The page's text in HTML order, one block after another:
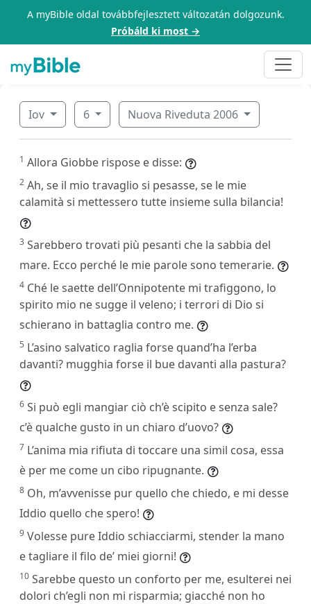
A myBible oldal továbbfejlesztett változatán dolgozunk.
Próbáld ki most →
Iov 6 Nuova Riveduta 2006
1 Allora Giobbe rispose e disse:
2 Ah, se il mio travaglio si pesasse, se le mie
calamità si mettessero tutte insieme sulla bilancia!
3 Sarebbero trovati più pesanti che la sabbia del
mare. Ecco perché le mie parole sono temerarie.
4 Ché le saette dell’Onnipotente mi trafiggono, lo
spirito mio ne sugge il veleno; i terrori di Dio si
schierano in battaglia contro me.
5 L’asino salvatico raglia forse quand’ha l’erba
davanti? mugghia forse il bue davanti alla pastura?
6 Si può egli mangiar ciò ch’è scipito e senza sale?
c’è qualche gusto in un chiaro d’uovo?
7 L’anima mia rifiuta di toccare una simil cosa, essa
è per me come un cibo ripugnante.
8 Oh, m’avvenisse pur quello che chiedo, e mi desse
Iddio quello che spero!
9 Volesse pure Iddio schiacciarmi, stender la mano
e tagliare il filo de’ miei giorni!
10 Sarebbe questo un conforto per me, esulterei nei
dolori ch’egli non mi risparmia; giacché non ho